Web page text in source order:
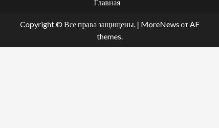
Главная
Copyright © Все права защищены. | MoreNews от AF
themes.